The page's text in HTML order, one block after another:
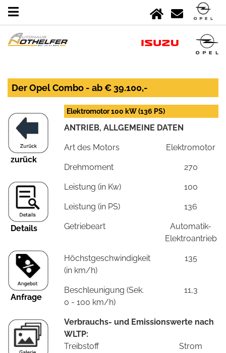
Der Opel Combo - ab € 39.100,-
zurück
Details
Anfrage
Elektromotor 100 kW (136 PS)
ANTRIEB, ALLGEMEINE DATEN
Art des Motors Elektromotor
Drehmoment 270
Leistung (in Kw) 100
Leistung (in PS) 136
Getriebeart
Automatik-
Elektroantrieb
Höchstgeschwindigkeit
(in km/h)
135
Beschleunigung (Sek.
0 - 100 km/h)
11,3
Verbrauchs- und Emissionswerte nach
WLTP:
Treibstoff
Strom